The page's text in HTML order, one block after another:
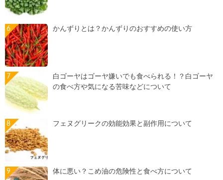
かんずりとは？かんずりのおすすめの使い方
白ゴーヤはゴーヤ嫌いでも食べられる！？白ゴーヤ
の食べ方や気になる苦味などについて
フェヌグリークの効能効果と副作用について
体に悪い？こめ油の危険性と食べ方について